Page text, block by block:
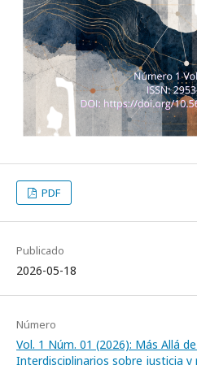
PDF
Publicado
2026-05-18
Número
Vol. 1 Núm. 01 (2026): Más Allá
Interdisciplinarios sobre justicia y